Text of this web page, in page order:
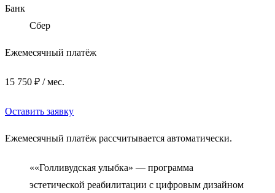
Банк
Сбер
Ежемесячный платёж
15 750 ₽ / мес.
Оставить заявку
Ежемесячный платёж рассчитывается автоматически.
««Голливудская улыбка» — программа
эстетической реабилитации с цифровым дизайном